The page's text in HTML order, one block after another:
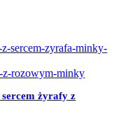
sercem żyrafy z